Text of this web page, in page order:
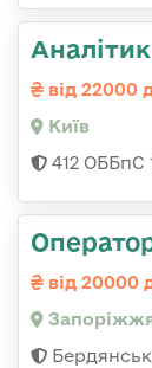
від 22000
Київ
412
від 20000